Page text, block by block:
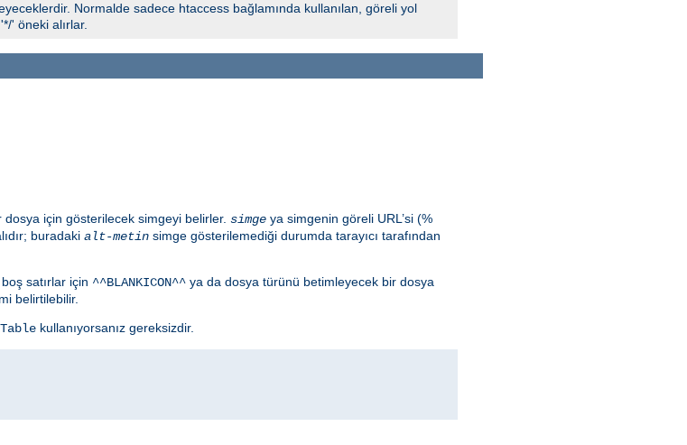
Normalde sadece htaccess bağlamında kullanılan, göreli yol
' öneki alırlar.
dosya için gösterilecek simgeyi belirler. simge ya simgenin göreli URL’si (%
buradaki alt-metin simge gösterilemediği durumda tarayıcı tarafından
, boş satırlar için ^^BLANKICON^^ ya da dosya türünü betimleyecek bir dosya
belirtilebilir.
kullanıyorsanız gereksizdir.